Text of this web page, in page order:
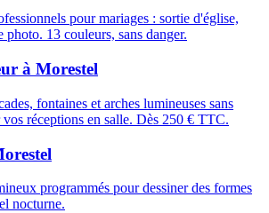
pour mariages : sortie d'église,
photo. 13 couleurs, sans danger.
à Morestel
fontaines et arches lumineuses sans
réceptions en salle. Dès 250 € TTC.
programmés pour dessiner des formes
nocturne.